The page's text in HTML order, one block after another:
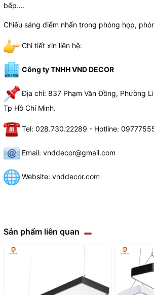
bếp….
Chiếu sáng điểm nhấn trong phòng họp,
Chi tiết xin liên hệ:
Công ty TNHH VND DECOR
Địa chỉ: 837 Phạm Văn Đồng, Phường
Tp Hồ Chí Minh.
Tel: 028.730.22289 - Hotline:
Email: vnddecor@gmail.com
Website: vnddecor.com
Sản phẩm liên quan